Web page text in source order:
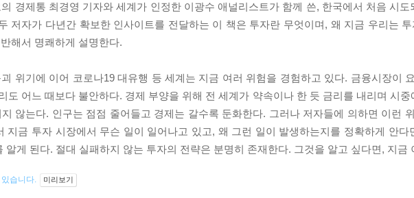
의 경제통 최경영 기자와 세계가 인정한 이광수 애널리스트가 함께 쓴, 한국에서 처음 시
저자가 다년간 확보한 인사이트를 전달하는 이 책은 투자란 무엇이며, 왜 지금 우리는
해서 명쾌하게 설명한다.
위기에 이어 코로나19 대유행 등 세계는 지금 여러 위험을 경험하고 있다. 금융시장이
도 어느 때보다 불안하다. 경제 부양을 위해 전 세계가 약속이나 한 듯 금리를 내리며 시중
않는다. 인구는 점점 줄어들고 경제는 갈수록 둔화한다. 그러나 저자들에 의하면 이런
지금 투자 시장에서 무슨 일이 일어나고 있고, 왜 그런 일이 발생하는지를 정확하게 안다
알게 된다. 절대 실패하지 않는 투자의 전략은 분명히 존재한다. 그것을 알고 싶다면, 지금
습니다. 미리보기